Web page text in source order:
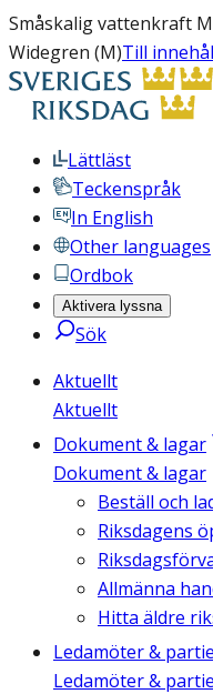
Småskalig vattenkraft
Widegren (M)Till
Lättläst
Teckenspråk
In English
Other languages
Ordbok
Aktivera lyssna
Sök
Aktuellt
Aktuellt
Dokument & lagar
Dokument & lagar
Beställ och
Riksdagens
Allmänna
Hitta äldre
Ledamöter &
Ledamöter &